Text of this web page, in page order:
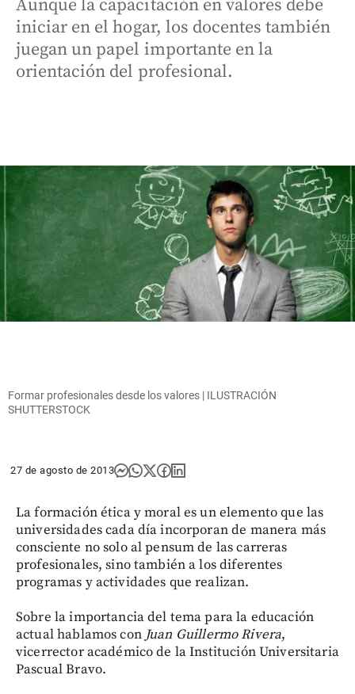
Aunque la capacitación en valores debe
iniciar en el hogar, los docentes también
juegan un papel importante en la
orientación del profesional.
Formar profesionales desde los valores | ILUSTRACIÓN
SHUTTERSTOCK
27 de agosto de 2013
La formación ética y moral es un elemento que las
universidades cada día incorporan de manera más
consciente no solo al pensum de las carreras
profesionales, sino también a los diferentes
programas y actividades que realizan.
Sobre la importancia del tema para la educación
actual hablamos conJuan Guillermo Rivera,
vicerrector académico de la Institución Universitaria
Pascual Bravo.